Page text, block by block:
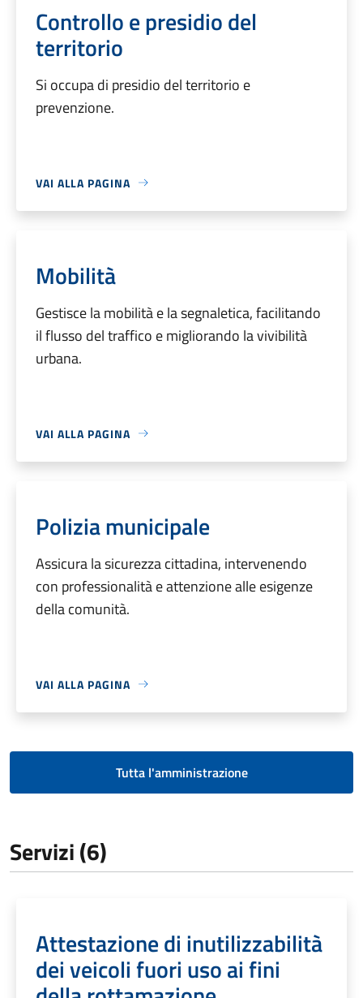
Controllo e presidio del
territorio
Si occupa di presidio del territorio e
prevenzione.
VAI ALLA PAGINA
Mobilità
Gestisce la mobilità e la segnaletica, facilitando
il flusso del traffico e migliorando la vivibilità
urbana.
VAI ALLA PAGINA
Polizia municipale
Assicura la sicurezza cittadina, intervenendo
con professionalità e attenzione alle esigenze
della comunità.
VAI ALLA PAGINA
Tutta l'amministrazione
Servizi (6)
Attestazione di inutilizzabilità
dei veicoli fuori uso ai fini